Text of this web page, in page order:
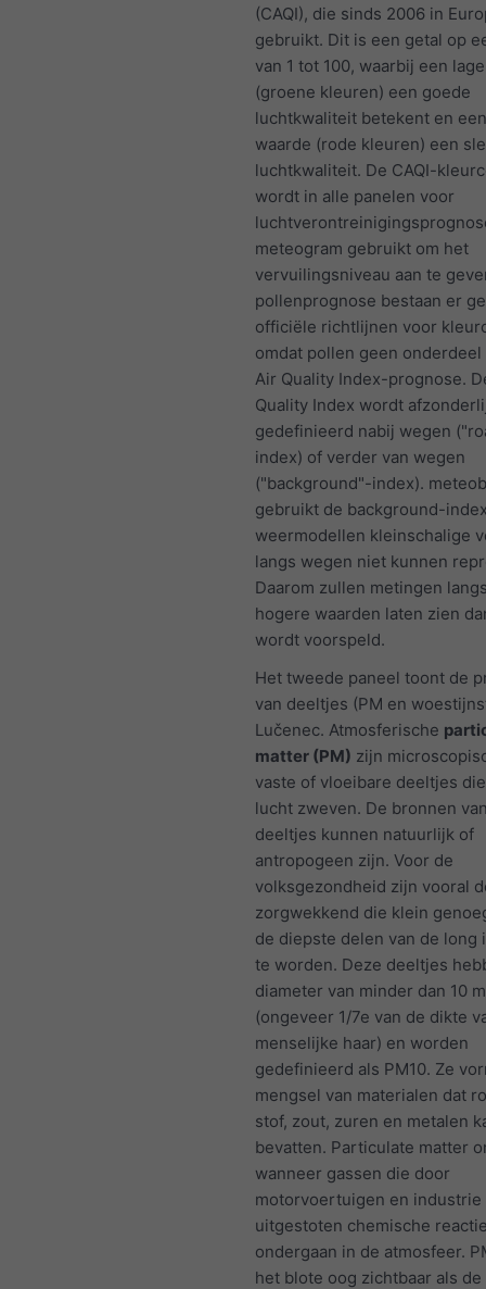
(CAQI), die sinds 2006 in
gebruikt. Dit is een getal op
van 1 tot 100, waarbij een
(groene kleuren) een goede
luchtkwaliteit betekent en
waarde (rode kleuren) een
luchtkwaliteit. De CAQI-
wordt in alle panelen voor
meteogram gebruikt om het
vervuilingsniveau aan te
pollenprognose bestaan er
officiële richtlijnen voor
omdat pollen geen onderdeel
Air Quality Index-prognose.
Quality Index wordt
gedefinieerd nabij wegen
index) of verder van wegen
("background"-index).
gebruikt de background-
weermodellen kleinschalige
langs wegen niet kunnen
Daarom zullen metingen
hogere waarden laten zien
wordt voorspeld.
Het tweede paneel toont de
van deeltjes (PM en
Lučenec. Atmosferische
matter (PM) zijn
vaste of vloeibare deeltjes
lucht zweven. De bronnen
deeltjes kunnen natuurlijk of
antropogeen zijn. Voor de
volksgezondheid zijn vooral
zorgwekkend die klein
de diepste delen van de long
te worden. Deze deeltjes
diameter van minder dan 10
(ongeveer 1/7e van de dikte
menselijke haar) en worden
gedefinieerd als PM10. Ze
mengsel van materialen dat
stof, zout, zuren en metalen
bevatten. Particulate matter
wanneer gassen die door
motorvoertuigen en industrie
uitgestoten chemische
ondergaan in de atmosfeer.
het blote oog zichtbaar als